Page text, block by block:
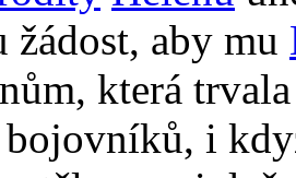
žádost, aby mu
která
i